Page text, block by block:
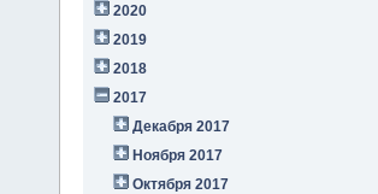
2020
2019
2018
2017
Декабря 2017
Ноября 2017
Октября 2017